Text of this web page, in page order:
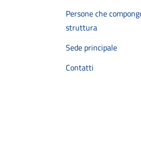
Persone che
struttura
Sede principale
Contatti